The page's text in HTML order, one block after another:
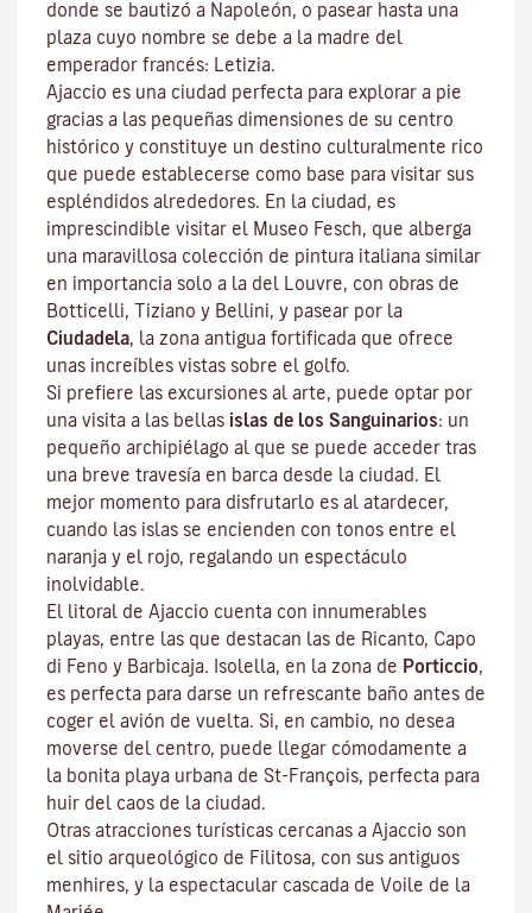
donde se bautizó a Napoleón, o pasear hasta una
plaza cuyo nombre se debe a la madre del
emperador francés: Letizia.
Ajaccio es una ciudad perfecta para explorar a pie
gracias a las pequeñas dimensiones de su centro
histórico y constituye un destino culturalmente rico
que puede establecerse como base para visitar sus
espléndidos alrededores. En la ciudad, es
imprescindible visitar el Museo Fesch, que alberga
una maravillosa colección de pintura italiana similar
en importancia solo a la del Louvre, con obras de
Botticelli, Tiziano y Bellini, y pasear por la
Ciudadela, la zona antigua fortificada que ofrece
unas increíbles vistas sobre el golfo.
Si prefiere las excursiones al arte, puede optar por
una visita a las bellas islas de los Sanguinarios: un
pequeño archipiélago al que se puede acceder tras
una breve travesía en barca desde la ciudad. El
mejor momento para disfrutarlo es al atardecer,
cuando las islas se encienden con tonos entre el
naranja y el rojo, regalando un espectáculo
inolvidable.
El litoral de Ajaccio cuenta con innumerables
playas, entre las que destacan las de Ricanto, Capo
di Feno y Barbicaja. Isolella, en la zona de Porticcio,
es perfecta para darse un refrescante baño antes de
coger el avión de vuelta. Si, en cambio, no desea
moverse del centro, puede llegar cómodamente a
la bonita playa urbana de St-François, perfecta para
huir del caos de la ciudad.
Otras atracciones turísticas cercanas a Ajaccio son
el sitio arqueológico de Filitosa, con sus antiguos
menhires, y la espectacular cascada de Voile de la